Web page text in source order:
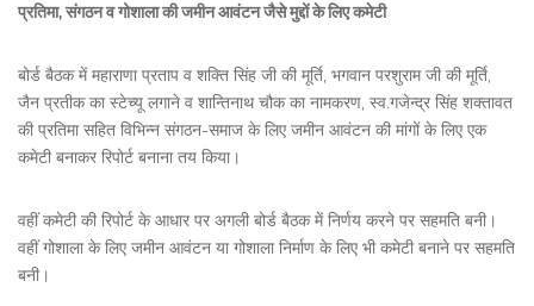
प्रतिमा, संगठन व गोशाला की जमीन आवंटन जैसे मुद्दों के लिए कमेटी
बोर्ड बैठक में महाराणा प्रताप व शक्ति सिंह जी की मूर्ति, भगवान परशुराम जी की मूर्ति,
जैन प्रतीक का स्टेच्यू लगाने व शान्तिनाथ चौक का नामकरण, स्व.गजेन्द्र सिंह शक्तावत
की प्रतिमा सहित विभिन्न संगठन-समाज के लिए जमीन आवंटन की मांगों के लिए एक
कमेटी बनाकर रिपोर्ट बनाना तय किया।
वहीं कमेटी की रिपोर्ट के आधार पर अगली बोर्ड बैठक में निर्णय करने पर सहमति बनी।
वहीं गोशाला के लिए जमीन आवंटन या गोशाला निर्माण के लिए भी कमेटी बनाने पर सहमति
बनी।